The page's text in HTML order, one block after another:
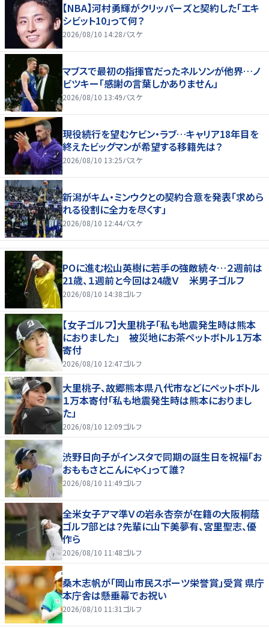
【NBA】河村勇輝がクリッパーズと契約した「エキ
シビット10」って何？
2026/08/10 14:28バスケ
マブスで最初の指揮官だったネルソンが他界…ノ
ビツキー「感謝の言葉しかありません」
2026/08/10 13:49バスケ
現役続行を望むケビン・ラブ…キャリア18年目を
終えたビッグマンが希望する移籍先は？
2026/08/10 13:25バスケ
新潟がキム・ミンウクとの契約合意を発表「求めら
れる役割に全力を尽くす」
2026/08/10 12:44バスケ
POに進む松山英樹に若手の強敵続々…２週前は
21歳、１週前と今回は24歳Ｖ 米男子ゴルフ
2026/08/10 14:38ゴルフ
【女子ゴルフ】大里桃子「私も地震発生時は熊本
におりました」 被災地にお茶ペットボトル１万本
寄付
2026/08/10 12:47ゴルフ
大里桃子、故郷熊本県八代市などにペットボトル
１万本寄付「私も地震発生時は熊本におりまし
た」
2026/08/10 12:09ゴルフ
渋野日向子がインスタで同期の誕生日を祝福「お
おももさとこんにゃく」って誰？
2026/08/10 11:49ゴルフ
全米女子アマ準Ｖの岩永杏奈が在籍の大阪桐蔭
ゴルフ部とは？先輩に山下美夢有、宮里聖志、優
作ら
2026/08/10 11:48ゴルフ
桑木志帆が「岡山市民スポーツ栄誉賞」受賞 県庁
本庁舎は懸垂幕でお祝い
2026/08/10 11:31 ゴルフ